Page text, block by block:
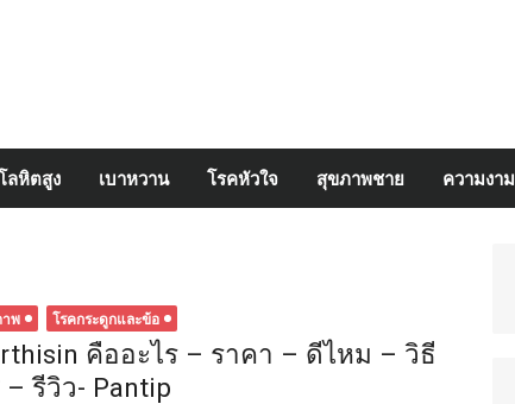
ลหิตสูง เบาหวาน โรคหัวใจ สุขภาพชาย ความงาม
พ โรคกระดูกและข้อ
คืออะไร – ราคา – ดีไหม – วิธี
– รีวิว- Pantip